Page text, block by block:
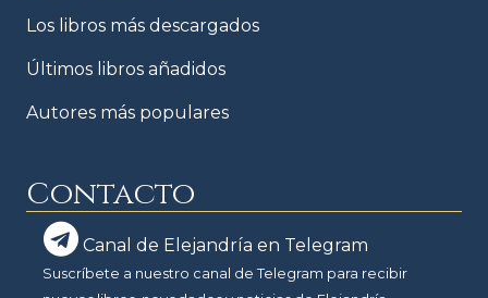
Los libros más descargados
Últimos libros añadidos
Autores más populares
Contacto
Canal de Elejandría en Telegram
Suscríbete a nuestro canal de Telegram para recibir